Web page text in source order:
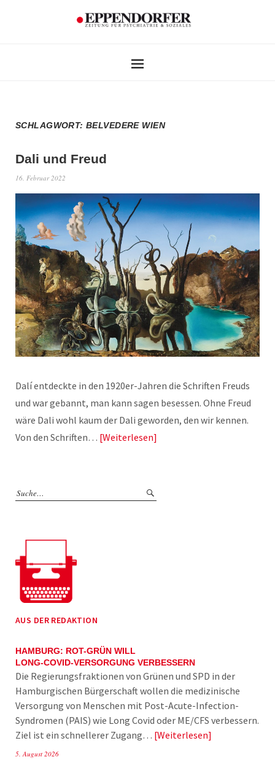
SCHLAGWORT:BELVEDERE WIEN
Dali und Freud
16. Februar 2022
Dalí entdeckte in den 1920er-Jahren die Schriften Freuds
und war gebannt, man kann sagen besessen. Ohne Freud
wäre Dali wohl kaum der Dali geworden, den wir kennen.
Von den Schriften… Weiterlesen
AUS DER REDAKTION
HAMBURG: ROT-GRÜN WILL
LONG-COVID-VERSORGUNG VERBESSERN
Die Regierungsfraktionen von Grünen und SPD in der
Hamburgischen Bürgerschaft wollen die medizinische
Versorgung von Menschen mit Post-Acute-Infection-
Syndromen (PAIS) wie Long Covid oder ME/CFS verbessern.
Ziel ist ein schnellerer Zugang… Weiterlesen
5. August 2026